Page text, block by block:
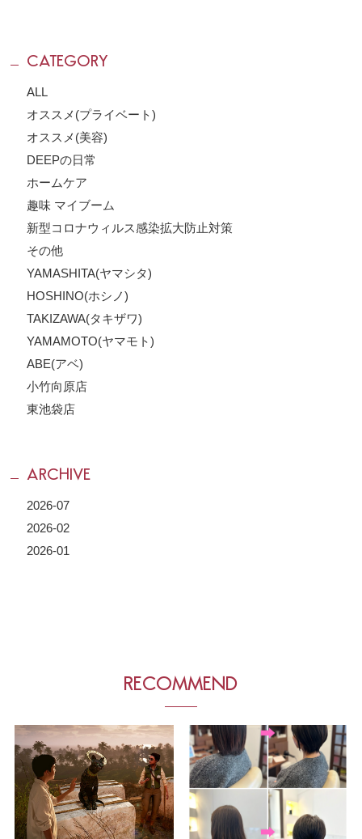
CATEGORY
ALL
オススメ(プライベート)
オススメ(美容)
DEEPの日常
ホームケア
趣味 マイブーム
新型コロナウィルス感染拡大防止対策
その他
YAMASHITA(ヤマシタ)
HOSHINO(ホシノ)
TAKIZAWA(タキザワ)
YAMAMOTO(ヤマモト)
ABE(アベ)
小竹向原店
東池袋店
ARCHIVE
2026-07
2026-02
2026-01
RECOMMEND